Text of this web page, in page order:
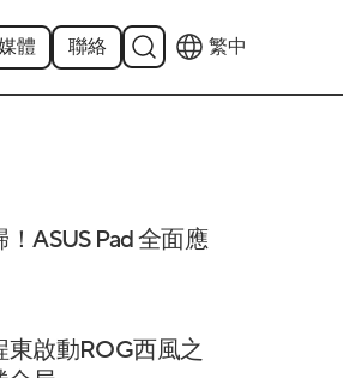
體 聯絡 繁中
ASUS Pad 全面應
啟動ROG西風之